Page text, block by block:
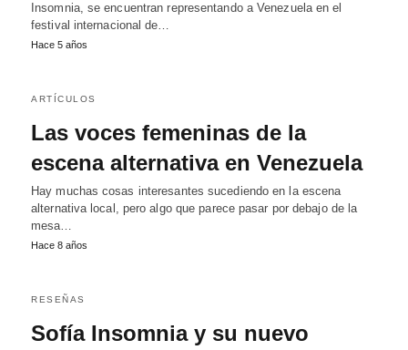
Insomnia, se encuentran representando a Venezuela en el
festival internacional de…
Hace 5 años
ARTÍCULOS
Las voces femeninas de la
escena alternativa en Venezuela
Hay muchas cosas interesantes sucediendo en la escena
alternativa local, pero algo que parece pasar por debajo de la
mesa…
Hace 8 años
RESEÑAS
Sofía Insomnia y su nuevo